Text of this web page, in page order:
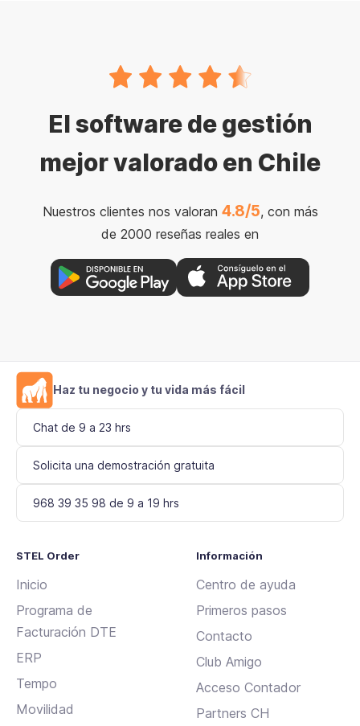
El software de gestión
mejor valorado en Chile
Nuestros clientes nos valoran 4.8/5, con más
de 2000 reseñas reales en
Haz tu negocio y tu vida más fácil
Chat de 9 a 23 hrs
Solicita una demostración gratuita
968 39 35 98 de 9 a 19 hrs
STEL Order
Inicio
Programa de
Facturación DTE
ERP
Tempo
Movilidad
Información
Centro de ayuda
Primeros pasos
Contacto
Club Amigo
Acceso Contador
Partners CH